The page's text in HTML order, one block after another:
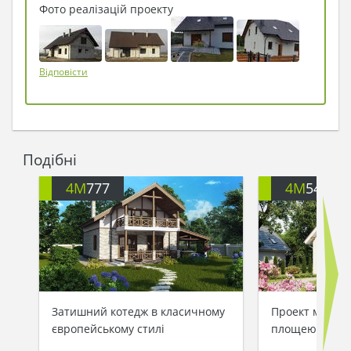
Попелюшка.
- Тепер іди до себе в новий будинок, макіяж
поправляй і Принца чекай: він вже не за горами!
- Повчала мудра Фея і зникла, залишивши
переповнену радістю Попелюшку біля нового
Фото реалізацій проекту
Відповісти
Подібні
4M777
Затишний котедж в класичному
європейському стилі
4M540
Проект
площею 126